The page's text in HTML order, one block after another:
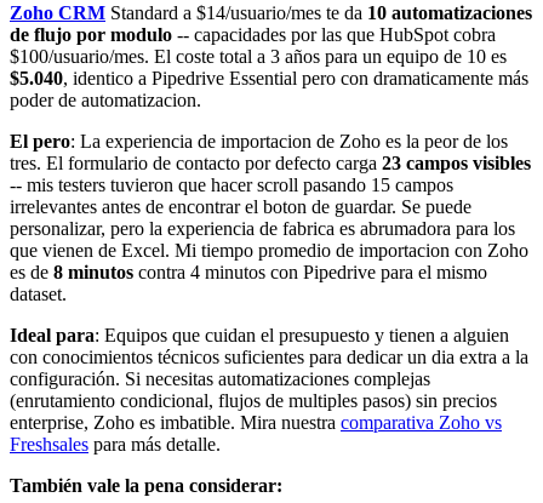
Zoho CRM Standard a $14/usuario/mes te da 10 automatizaciones
de flujo por modulo -- capacidades por las que HubSpot cobra
$100/usuario/mes. El coste total a 3 años para un equipo de 10 es
$5.040, identico a Pipedrive Essential pero con dramaticamente más
poder de automatizacion.
El pero: La experiencia de importacion de Zoho es la peor de los
tres. El formulario de contacto por defecto carga 23 campos visibles
-- mis testers tuvieron que hacer scroll pasando 15 campos
irrelevantes antes de encontrar el boton de guardar. Se puede
personalizar, pero la experiencia de fabrica es abrumadora para los
que vienen de Excel. Mi tiempo promedio de importacion con Zoho
es de 8 minutos contra 4 minutos con Pipedrive para el mismo
dataset.
Ideal para: Equipos que cuidan el presupuesto y tienen a alguien
con conocimientos técnicos suficientes para dedicar un dia extra a la
configuración. Si necesitas automatizaciones complejas
(enrutamiento condicional, flujos de multiples pasos) sin precios
enterprise, Zoho es imbatible. Mira nuestra comparativa Zoho vs
Freshsales para más detalle.
También vale la pena considerar: